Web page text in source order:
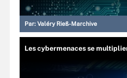
Par: Valéry Rieß-Marchive
Les cybermenaces se